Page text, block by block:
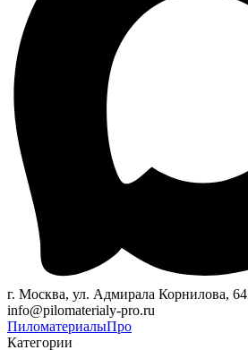
г. Москва, ул. Адмирала Корнилова, 64
info@pilomaterialy-pro.ru
ПиломатериалыПро
Категории